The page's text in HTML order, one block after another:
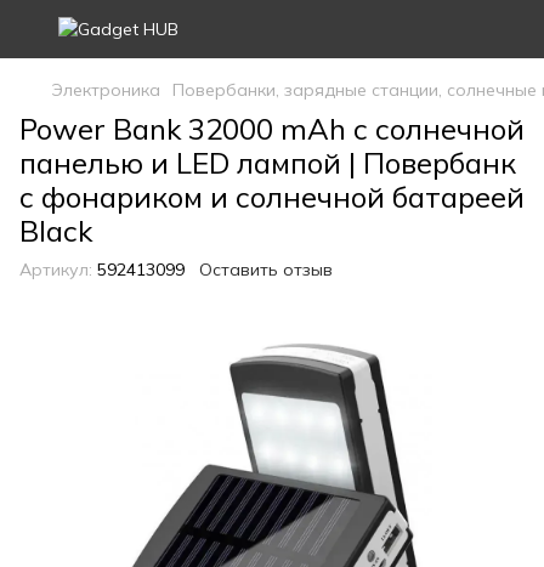
Электроника Повербанки, зарядные станции, солнечные
Power Bank 32000 mAh с солнечной
панелью и LED лампой | Повербанк
с фонариком и солнечной батареей
Black
Артикул: 592413099 Оставить отзыв